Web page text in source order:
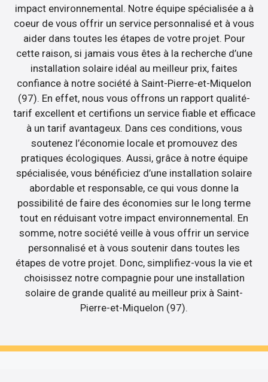
impact environnemental. Notre équipe spécialisée a à
coeur de vous offrir un service personnalisé et à vous
aider dans toutes les étapes de votre projet. Pour
cette raison, si jamais vous êtes à la recherche d’une
installation solaire idéal au meilleur prix, faites
confiance à notre société à Saint-Pierre-et-Miquelon
(97). En effet, nous vous offrons un rapport qualité-
tarif excellent et certifions un service fiable et efficace
à un tarif avantageux. Dans ces conditions, vous
soutenez l’économie locale et promouvez des
pratiques écologiques. Aussi, grâce à notre équipe
spécialisée, vous bénéficiez d’une installation solaire
abordable et responsable, ce qui vous donne la
possibilité de faire des économies sur le long terme
tout en réduisant votre impact environnemental. En
somme, notre société veille à vous offrir un service
personnalisé et à vous soutenir dans toutes les
étapes de votre projet. Donc, simplifiez-vous la vie et
choisissez notre compagnie pour une installation
solaire de grande qualité au meilleur prix à Saint-
Pierre-et-Miquelon (97).